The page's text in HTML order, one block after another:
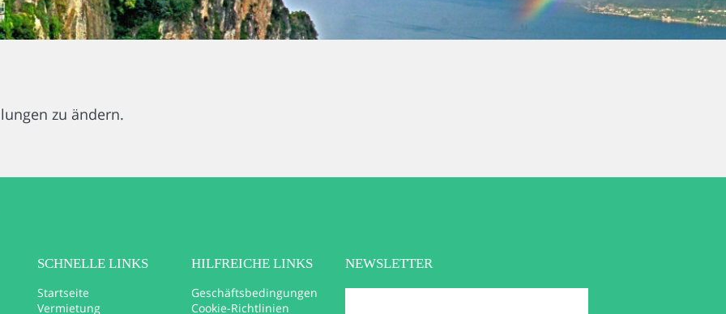
zu ändern.
SCHNELLE LINKS
Startseite
Vermietung
HILFREICHE LINKS
Geschäftsbedingungen
Cookie-Richtlinien
NEWSLETTER